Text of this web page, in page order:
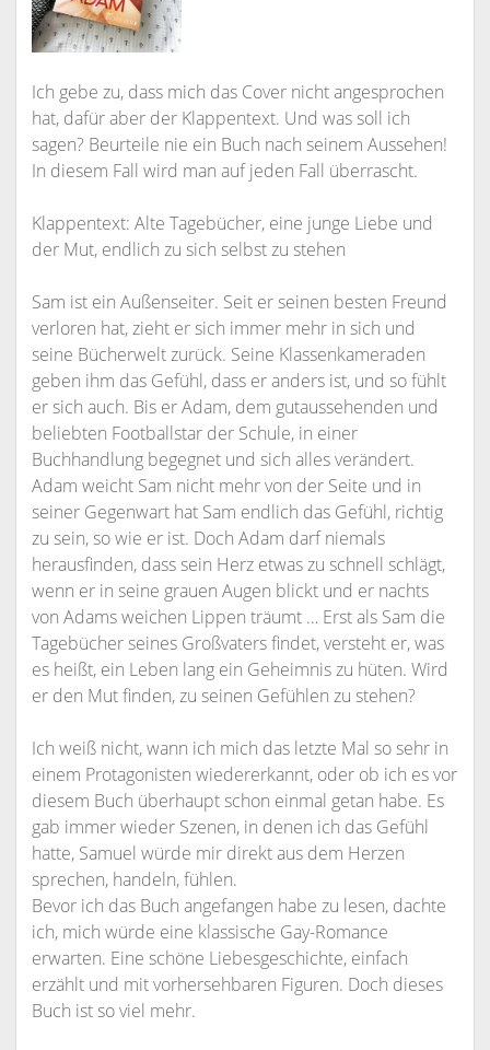
Ich gebe zu, dass mich das Cover nicht angesprochen
hat, dafür aber der Klappentext. Und was soll ich
sagen? Beurteile nie ein Buch nach seinem Aussehen!
In diesem Fall wird man auf jeden Fall überrascht.
Klappentext: Alte Tagebücher, eine junge Liebe und
der Mut, endlich zu sich selbst zu stehen
Sam ist ein Außenseiter. Seit er seinen besten Freund
verloren hat, zieht er sich immer mehr in sich und
seine Bücherwelt zurück. Seine Klassenkameraden
geben ihm das Gefühl, dass er anders ist, und so fühlt
er sich auch. Bis er Adam, dem gutaussehenden und
beliebten Footballstar der Schule, in einer
Buchhandlung begegnet und sich alles verändert.
Adam weicht Sam nicht mehr von der Seite und in
seiner Gegenwart hat Sam endlich das Gefühl, richtig
zu sein, so wie er ist. Doch Adam darf niemals
herausfinden, dass sein Herz etwas zu schnell schlägt,
wenn er in seine grauen Augen blickt und er nachts
von Adams weichen Lippen träumt … Erst als Sam die
Tagebücher seines Großvaters findet, versteht er, was
es heißt, ein Leben lang ein Geheimnis zu hüten. Wird
er den Mut finden, zu seinen Gefühlen zu stehen?
Ich weiß nicht, wann ich mich das letzte Mal so sehr in
einem Protagonisten wiedererkannt, oder ob ich es vor
diesem Buch überhaupt schon einmal getan habe. Es
gab immer wieder Szenen, in denen ich das Gefühl
hatte, Samuel würde mir direkt aus dem Herzen
sprechen, handeln, fühlen.
Bevor ich das Buch angefangen habe zu lesen, dachte
ich, mich würde eine klassische Gay-Romance
erwarten. Eine schöne Liebesgeschichte, einfach
erzählt und mit vorhersehbaren Figuren. Doch dieses
Buch ist so viel mehr.